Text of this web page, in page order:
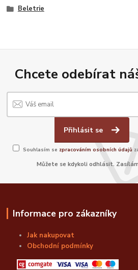
Beletrie
Chcete odebírat
Přihlásit se
Souhlasím se zpracováním osobních údajů
Můžete se kdykoli odhlásit.
Informace pro zákazníky
Jak nakupovat
Obchodní podmínky